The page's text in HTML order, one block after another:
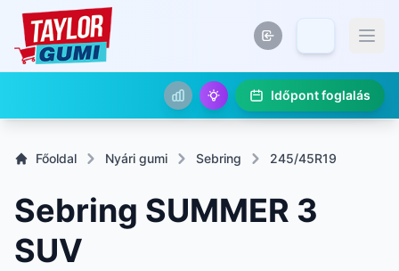
Időpont foglalás
Főoldal Nyári gumi Sebring 245/45R19
Sebring SUMMER 3
SUV